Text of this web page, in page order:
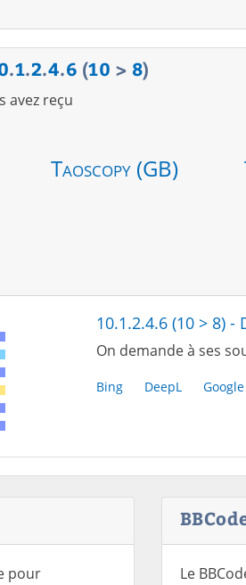
.1.2.4.6 (10 > 8)
avez reçu
Taoscopy (GB)
10.1.2.4.6 (10 > 8)
On demande à ses
Bing DeepL Google
pour
Le